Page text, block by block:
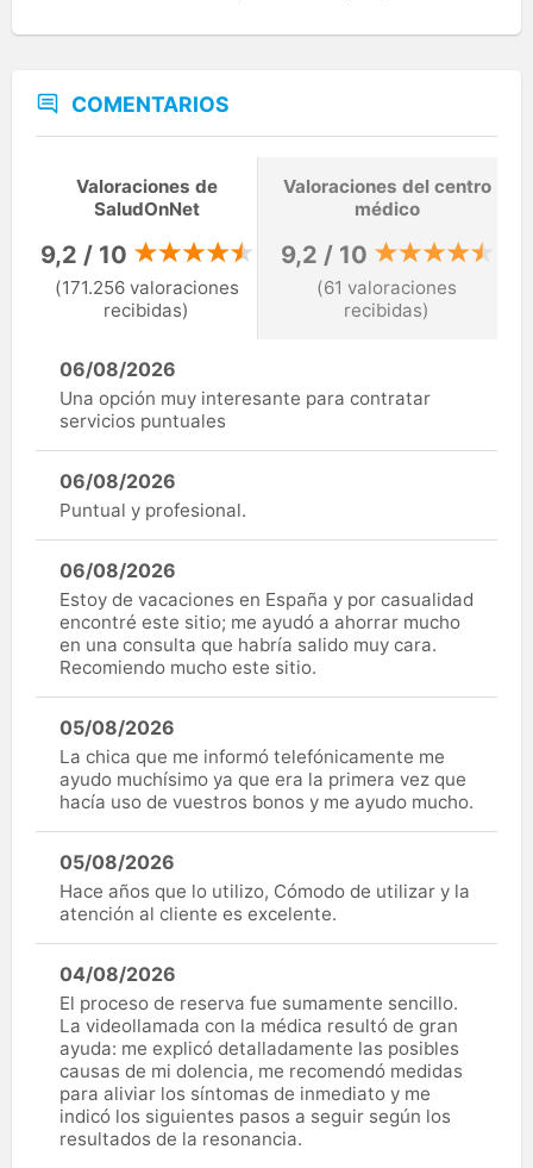
COMENTARIOS
Valoraciones de
SaludOnNet
9,2 / 10
(171.256 valoraciones
recibidas)
Valoraciones del centro
médico
9,2 / 10
(61 valoraciones
recibidas)
06/08/2026
Una opción muy interesante para contratar
servicios puntuales
06/08/2026
Puntual y profesional.
06/08/2026
Estoy de vacaciones en España y por casualidad
encontré este sitio; me ayudó a ahorrar mucho
en una consulta que habría salido muy cara.
Recomiendo mucho este sitio.
05/08/2026
La chica que me informó telefónicamente me
ayudo muchísimo ya que era la primera vez que
hacía uso de vuestros bonos y me ayudo mucho.
05/08/2026
Hace años que lo utilizo, Cómodo de utilizar y la
atención al cliente es excelente.
04/08/2026
El proceso de reserva fue sumamente sencillo.
La videollamada con la médica resultó de gran
ayuda: me explicó detalladamente las posibles
causas de mi dolencia, me recomendó medidas
para aliviar los síntomas de inmediato y me
indicó los siguientes pasos a seguir según los
resultados de la resonancia.